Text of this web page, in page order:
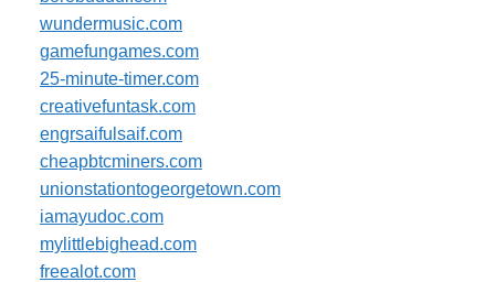
wundermusic.com
gamefungames.com
25-minute-timer.com
creativefuntask.com
engrsaifulsaif.com
cheapbtcminers.com
unionstationtogeorgetown.com
iamayudoc.com
mylittlebighead.com
freealot.com